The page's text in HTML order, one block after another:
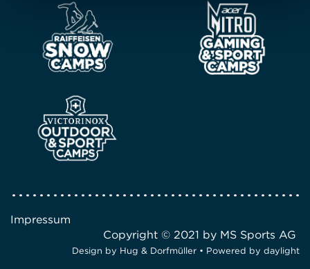
Impressum
Copyright © 2021 by MS Sports AG
Design by Hug & Dorfmüller • Powered by daylight